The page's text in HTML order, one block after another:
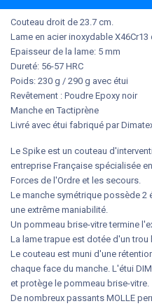
Couteau droit de 23.7 cm.
Lame en acier inoxydable X46Cr13
Epaisseur de la lame: 5 mm
Dureté: 56-57 HRC
Poids: 230 g / 290 g avec étui
Revêtement : Poudre Epoxy noir
Manche en Tactiprène
Livré avec étui fabriqué par
Le Spike est un couteau
entreprise Française spécialisée
Forces de l'Ordre et les secours.
Le manche symétrique possède
une extrême maniabilité.
Un pommeau brise-vitre termine
La lame trapue est dotée d'un
Le couteau est muni d'une
chaque face du manche. L'étui
et protège le pommeau brise-vitre.
De nombreux passants MOLLE